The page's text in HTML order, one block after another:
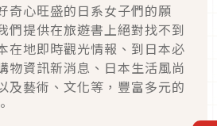
奇心旺盛的日系女子們的願
們提供在旅遊書上絕對找不到
在地即時觀光情報、到日本必
物資訊新消息、日本生活風尚
及藝術、文化等，豐富多元的